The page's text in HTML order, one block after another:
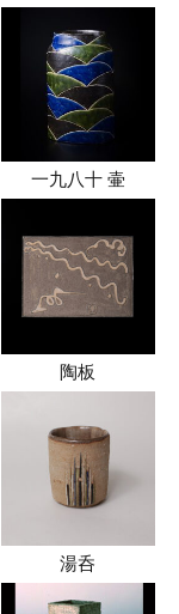
一九八十 壷
陶板
湯呑